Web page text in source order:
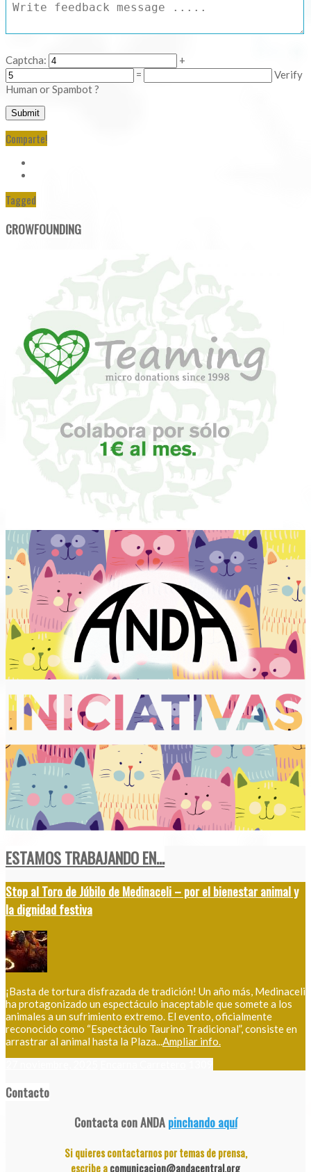
Captcha:
+
=
Verify
Human or Spambot ?
Comparte!
Tagged
CROWFOUNDING
ESTAMOS TRABAJANDO EN...
Stop al Toro de Júbilo de Medinaceli – por el bienestar animal y
la dignidad festiva
¡Basta de tortura disfrazada de tradición! Un año más, Medinaceli
ha protagonizado un espectáculo inaceptable que somete a los
animales a un sufrimiento extremo. El evento, oficialmente
reconocido como “Espectáculo Taurino Tradicional”, consiste en
arrastrar al animal hasta la Plaza...Ampliar info.
Contacto
Contacta con ANDApinchando aquí
Si quieres contactarnos por temas de prensa,
escribe acomunicacion@andacentral.org